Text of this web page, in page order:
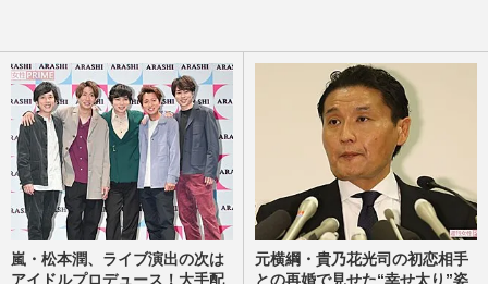
嵐・松本潤、ライブ演出の次は
アイドルプロデュース！大手配
元横綱・貴乃花光司の初恋相手
との再婚で見せた“幸せ太り”姿